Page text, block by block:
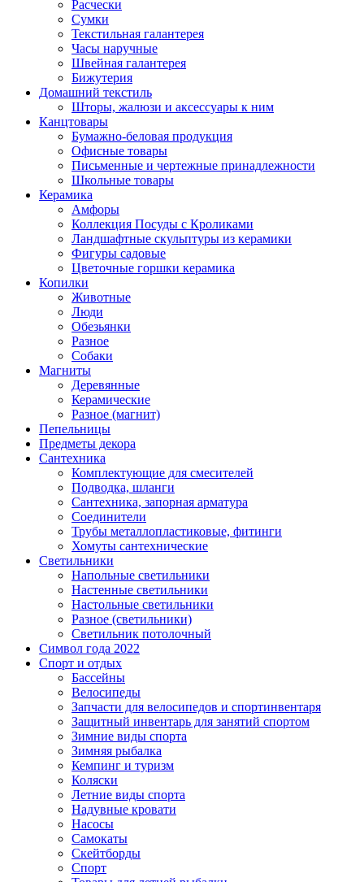
Расчески
Сумки
Текстильная галантерея
Часы наручные
Швейная галантерея
Бижутерия
Домашний текстиль
Шторы, жалюзи и аксессуары к ним
Канцтовары
Бумажно-беловая продукция
Офисные товары
Письменные и чертежные принадлежности
Школьные товары
Керамика
Амфоры
Коллекция Посуды с Кроликами
Ландшафтные скульптуры из керамики
Фигуры садовые
Цветочные горшки керамика
Копилки
Животные
Люди
Обезьянки
Разное
Собаки
Магниты
Деревянные
Керамические
Разное (магнит)
Пепельницы
Предметы декора
Сантехника
Комплектующие для смесителей
Подводка, шланги
Сантехника, запорная арматура
Соединители
Трубы металлопластиковые, фитинги
Хомуты сантехнические
Светильники
Напольные светильники
Настенные светильники
Настольные светильники
Разное (светильники)
Светильник потолочный
Символ года 2022
Спорт и отдых
Бассейны
Велосипеды
Запчасти для велосипедов и спортинвентаря
Защитный инвентарь для занятий спортом
Зимние виды спорта
Зимняя рыбалка
Кемпинг и туризм
Коляски
Летние виды спорта
Надувные кровати
Насосы
Самокаты
Скейтборды
Спорт